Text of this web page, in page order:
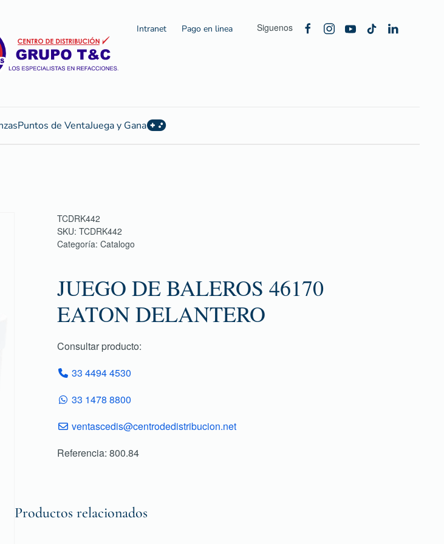
Intranet Pago en linea Siguenos
Puntos de VentaJuega y Gana
TCDRK442
SKU: TCDRK442
Categoría: Catalogo
JUEGO DE BALEROS 46170
EATON DELANTERO
Consultar producto:
33 4494 4530
33 1478 8800
ventascedis@centrodedistribucion.net
Referencia: 800.84
Productos relacionados